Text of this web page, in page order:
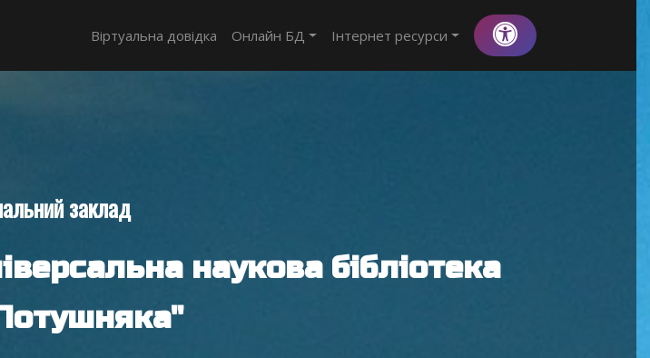
Віртуальна довідка Онлайн БД Інтернет ресурси
заклад
наукова бібліотека